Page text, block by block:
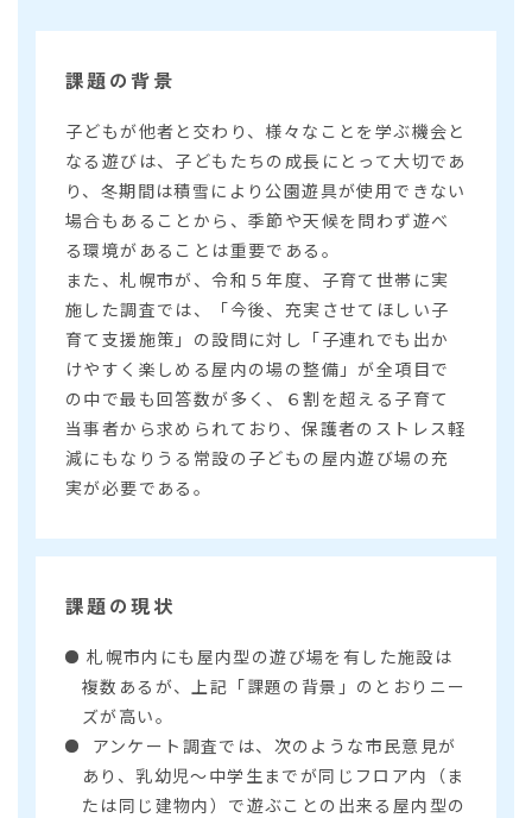
課題の背景
子どもが他者と交わり、様々なことを学ぶ機会と
なる遊びは、子どもたちの成長にとって大切であ
り、冬期間は積雪により公園遊具が使用できない
場合もあることから、季節や天候を問わず遊べ
る環境があることは重要である。
また、札幌市が、令和５年度、子育て世帯に実
施した調査では、「今後、充実させてほしい子
育て支援施策」の設問に対し「子連れでも出か
けやすく楽しめる屋内の場の整備」が全項目で
の中で最も回答数が多く、６割を超える子育て
当事者から求められており、保護者のストレス軽
減にもなりうる常設の子どもの屋内遊び場の充
実が必要である。
課題の現状
札幌市内にも屋内型の遊び場を有した施設は
複数あるが、上記「課題の背景」のとおりニー
ズが高い。
アンケート調査では、次のような市民意見が
あり、乳幼児～中学生までが同じフロア内（ま
たは同じ建物内）で遊ぶことの出来る屋内型の